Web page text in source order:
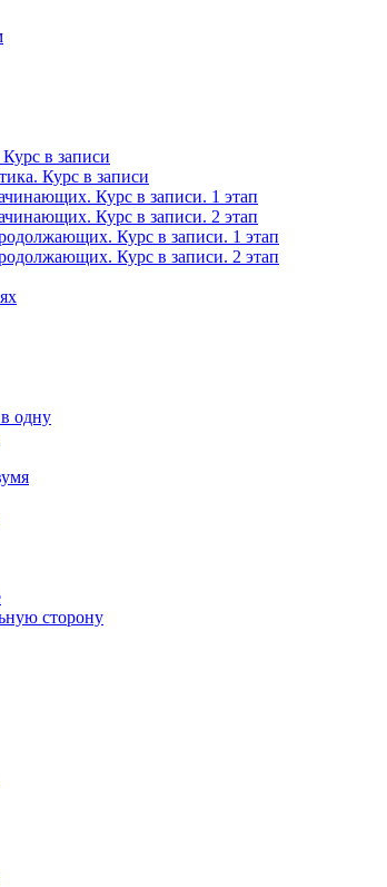
в записи
Курс в записи
Курс в записи. 1 этап
Курс в записи. 2 этап
Курс в записи. 1 этап
Курс в записи. 2 этап
одну
сторону